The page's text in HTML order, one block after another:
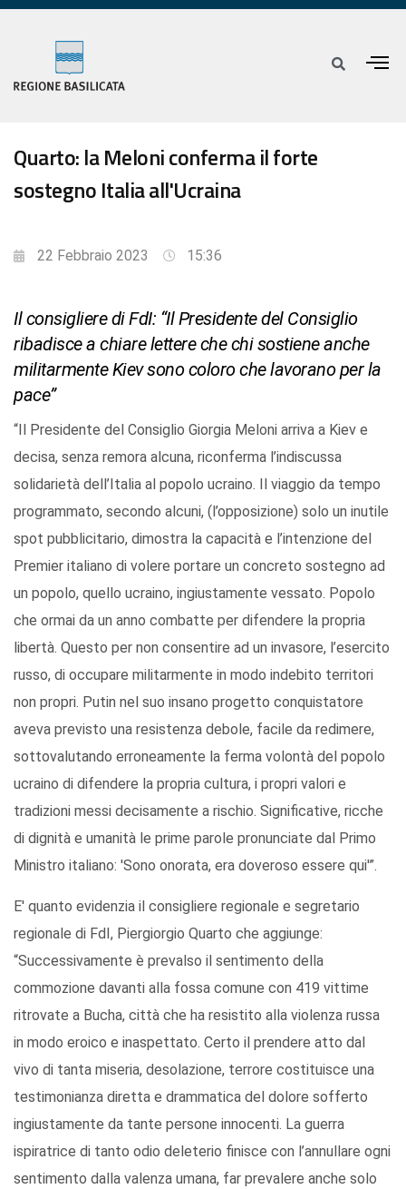
Quarto: la Meloni conferma il forte
sostegno Italia all'Ucraina
22 Febbraio 2023 15:36
Il consigliere di FdI: “Il Presidente del Consiglio
ribadisce a chiare lettere che chi sostiene anche
militarmente Kiev sono coloro che lavorano per la
pace”
“Il Presidente del Consiglio Giorgia Meloni arriva a Kiev e
decisa, senza remora alcuna, riconferma l’indiscussa
solidarietà dell’Italia al popolo ucraino. Il viaggio da tempo
programmato, secondo alcuni, (l’opposizione) solo un inutile
spot pubblicitario, dimostra la capacità e l’intenzione del
Premier italiano di volere portare un concreto sostegno ad
un popolo, quello ucraino, ingiustamente vessato. Popolo
che ormai da un anno combatte per difendere la propria
libertà. Questo per non consentire ad un invasore, l’esercito
russo, di occupare militarmente in modo indebito territori
non propri. Putin nel suo insano progetto conquistatore
aveva previsto una resistenza debole, facile da redimere,
sottovalutando erroneamente la ferma volontà del popolo
ucraino di difendere la propria cultura, i propri valori e
tradizioni messi decisamente a rischio. Significative, ricche
di dignità e umanità le prime parole pronunciate dal Primo
Ministro italiano: 'Sono onorata, era doveroso essere qui'”.
E' quanto evidenzia il consigliere regionale e segretario
regionale di FdI, Piergiorgio Quarto che aggiunge:
“Successivamente è prevalso il sentimento della
commozione davanti alla fossa comune con 419 vittime
ritrovate a Bucha, città che ha resistito alla violenza russa
in modo eroico e inaspettato. Certo il prendere atto dal
vivo di tanta miseria, desolazione, terrore costituisce una
testimonianza diretta e drammatica del dolore sofferto
ingiustamente da tante persone innocenti. La guerra
ispiratrice di tanto odio deleterio finisce con l’annullare ogni
sentimento dalla valenza umana, far prevalere anche solo